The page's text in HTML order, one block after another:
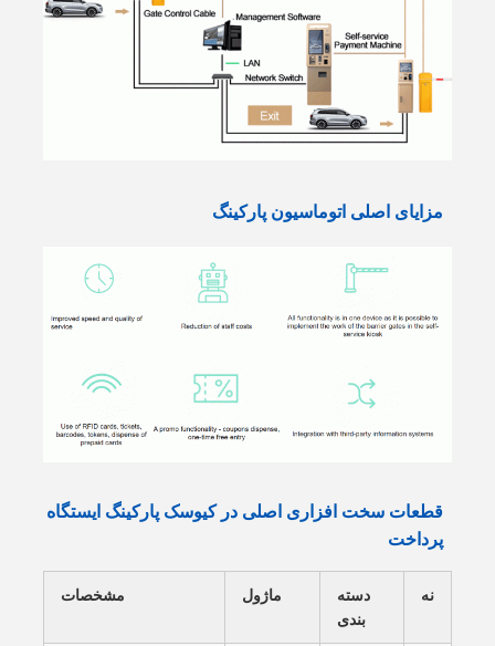
مزایای اصلی اتوماسیون پارکینگ
قطعات سخت افزاری اصلی در کیوسک پارکینگ ایستگاه
پرداخت
نه
دسته
بندی
ماژول مشخصات